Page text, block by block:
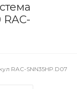
RAC-SNN35HP.D07